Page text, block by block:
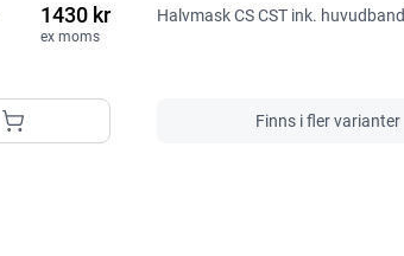
1430 kr
ex moms
Halvmask CS CST ink. huvudband
Finns i fler varianter